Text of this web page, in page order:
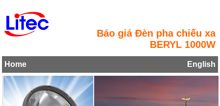
Báo giá Đèn pha chiếu xa
BERYL 1000W
Home English